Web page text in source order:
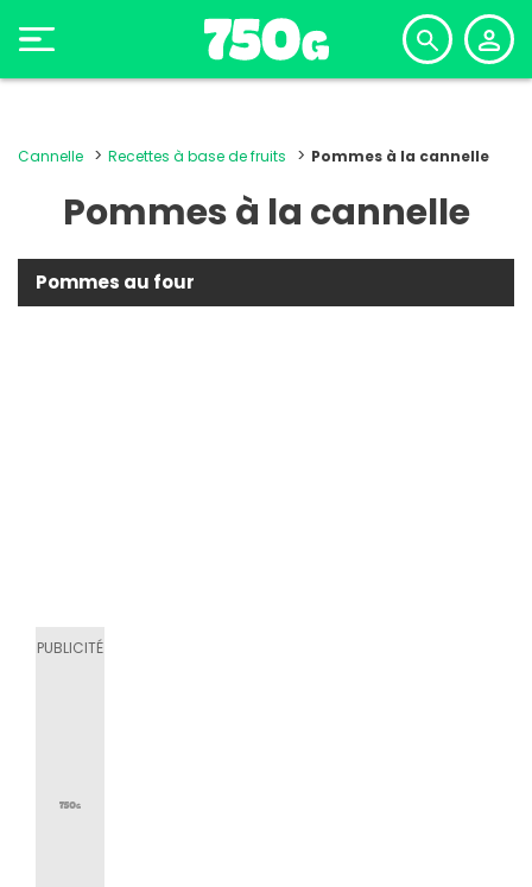
Cannelle Recettes à base de fruits Pommes à la cannelle
Pommes à la cannelle
Pommes au four